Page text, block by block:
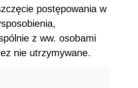
postępowania w
z ww. osobami
nie utrzymywane.